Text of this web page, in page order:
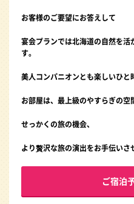
お客様のご要望にお答えして
宴会プランでは北海道の自然を
す。
美人コンパニオンとも楽しいひと
お部屋は、最上級のやすらぎの空
せっかくの旅の機会、
より贅沢な旅の演出をお手伝いさ
ご宿泊